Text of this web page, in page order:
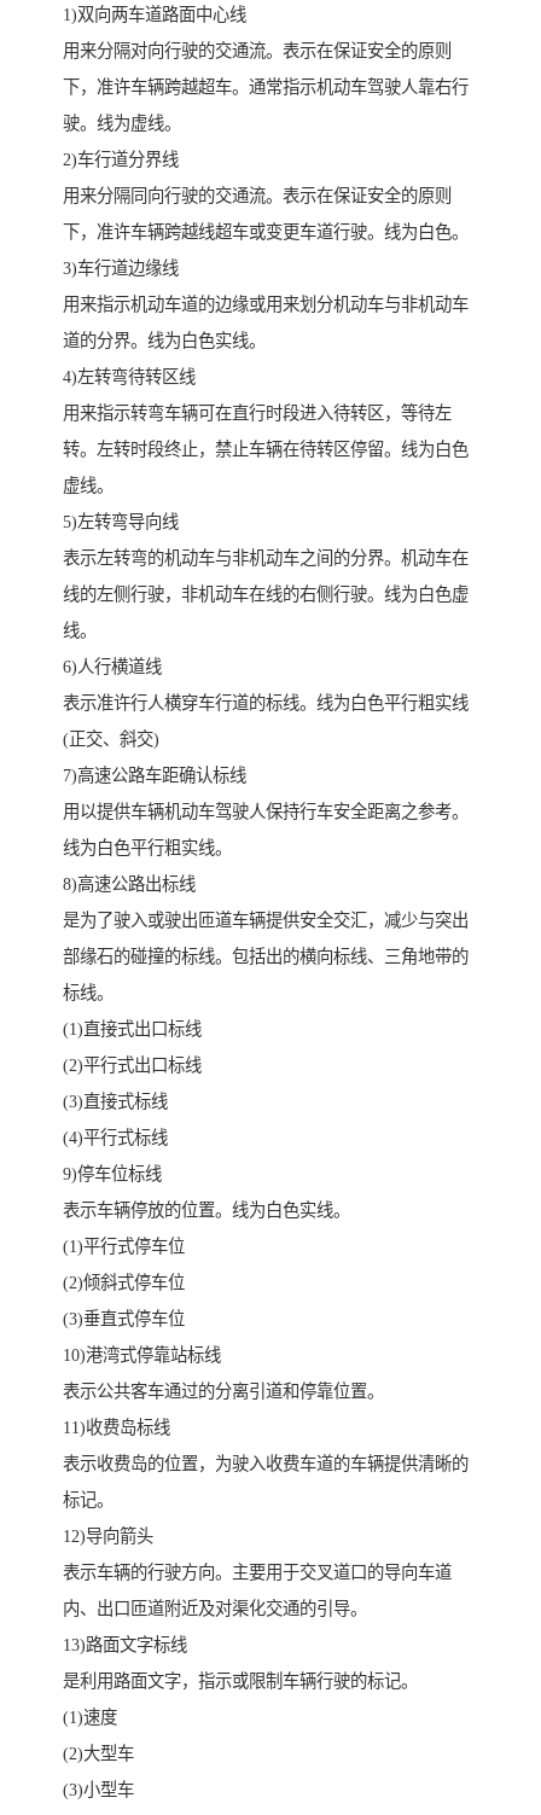
1)双向两车道路面中心线
用来分隔对向行驶的交通流。表示在保证安全的原则
下，准许车辆跨越超车。通常指示机动车驾驶人靠右行
驶。线为虚线。
2)车行道分界线
用来分隔同向行驶的交通流。表示在保证安全的原则
下，准许车辆跨越线超车或变更车道行驶。线为白色。
3)车行道边缘线
用来指示机动车道的边缘或用来划分机动车与非机动车
道的分界。线为白色实线。
4)左转弯待转区线
用来指示转弯车辆可在直行时段进入待转区，等待左
转。左转时段终止，禁止车辆在待转区停留。线为白色
虚线。
5)左转弯导向线
表示左转弯的机动车与非机动车之间的分界。机动车在
线的左侧行驶，非机动车在线的右侧行驶。线为白色虚
线。
6)人行横道线
表示准许行人横穿车行道的标线。线为白色平行粗实线
(正交、斜交)
7)高速公路车距确认标线
用以提供车辆机动车驾驶人保持行车安全距离之参考。
线为白色平行粗实线。
8)高速公路出标线
是为了驶入或驶出匝道车辆提供安全交汇，减少与突出
部缘石的碰撞的标线。包括出的横向标线、三角地带的
标线。
(1)直接式出口标线
(2)平行式出口标线
(3)直接式标线
(4)平行式标线
9)停车位标线
表示车辆停放的位置。线为白色实线。
(1)平行式停车位
(2)倾斜式停车位
(3)垂直式停车位
10)港湾式停靠站标线
表示公共客车通过的分离引道和停靠位置。
11)收费岛标线
表示收费岛的位置，为驶入收费车道的车辆提供清晰的
标记。
12)导向箭头
表示车辆的行驶方向。主要用于交叉道口的导向车道
内、出口匝道附近及对渠化交通的引导。
13)路面文字标线
是利用路面文字，指示或限制车辆行驶的标记。
(1)速度
(2)大型车
(3)小型车